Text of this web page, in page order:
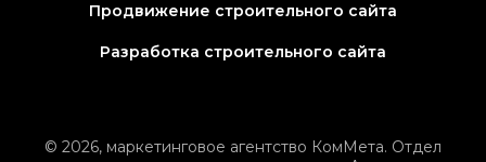
Продвижение строительного сайта
Разработка строительного сайта
© 2026, маркетинговое агентство КомМета. Отдел